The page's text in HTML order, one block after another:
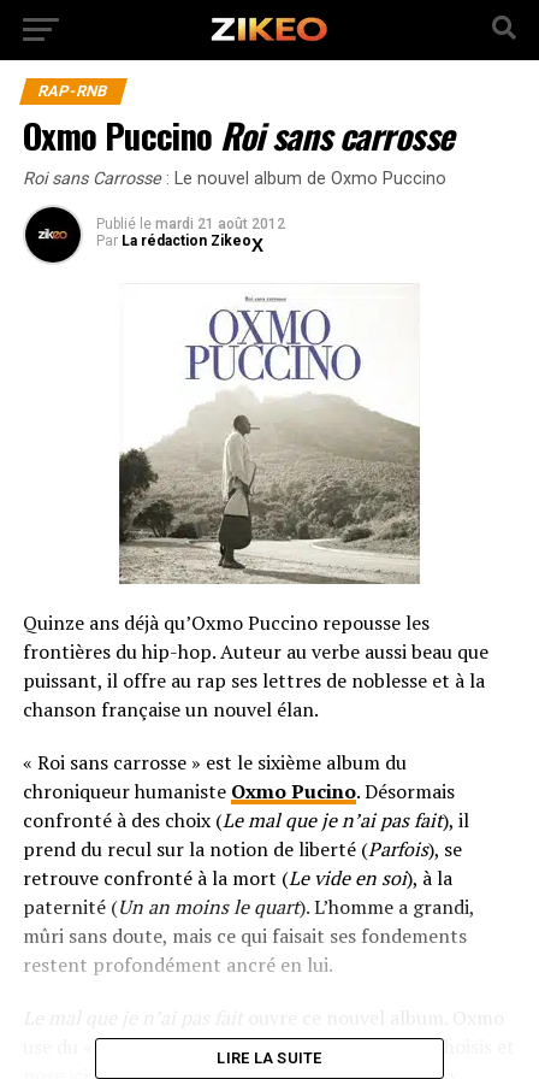
RAP-RNB
Oxmo Puccino Roi sans carrosse
Roi sans Carrosse: Le nouvel album de Oxmo Puccino
Publié le mardi 21 août 2012
Par La rédaction Zikeo
Quinze ans déjà qu’Oxmo Puccino repousse les
frontières du hip-hop. Auteur au verbe aussi beau que
puissant, il offre au rap ses lettres de noblesse et à la
chanson française un nouvel élan.
« Roi sans carrosse » est le sixième album du
chroniqueur humaniste Oxmo Pucino. Désormais
confronté à des choix (Le mal que je n’ai pas fait), il
prend du recul sur la notion de liberté (Parfois), se
retrouve confronté à la mort (Le vide en soi), à la
paternité (Un an moins le quart). L’homme a grandi,
mûri sans doute, mais ce qui faisait ses fondements
restent profondément ancré en lui.
use du « je », prends la parole, distille ces mots choisis et
LIRE LA SUITE